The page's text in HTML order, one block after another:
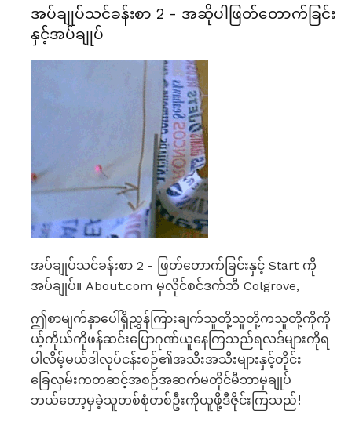
အပ်ချုပ်သင်ခန်းစာ 2 - အဆိုပါဖြတ်တောက်ခြင်း
နှင့်အပ်ချုပ်
အပ်ချုပ်သင်ခန်းစာ 2 - ဖြတ်တောက်ခြင်းနှင့် Start ကို
အပ်ချုပ်။ About.com မှလိုင်စင်ဒက်ဘီ Colgrove,
ဤစာမျက်နှာပေါ်ရှိညွှန်ကြားချက်သူတို့သူတို့ကသူတို့ကိုကို
ယ့်ကိုယ်ကိုဖန်ဆင်းပြောဂုဏ်ယူနေကြသည်ရလဒ်များကိုရ
ပါလိမ့်မယ်ဒါလုပ်ငန်းစဉ်၏အသီးအသီးများနှင့်တိုင်း
ခြေလှမ်းကတဆင့်အစဉ်အဆက်မတိုင်မီဘာမှချုပ်
ဘယ်တော့မှခဲ့သူတစ်စုံတစ်ဦးကိုယူဖို့ဒီဇိုင်းကြသည်!